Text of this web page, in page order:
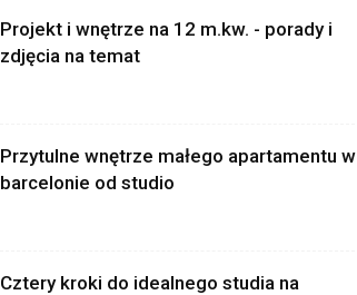
Projekt i wnętrze na 12 m.kw. - porady i
zdjęcia na temat
Przytulne wnętrze małego apartamentu w
barcelonie od studio
Cztery kroki do idealnego studia na